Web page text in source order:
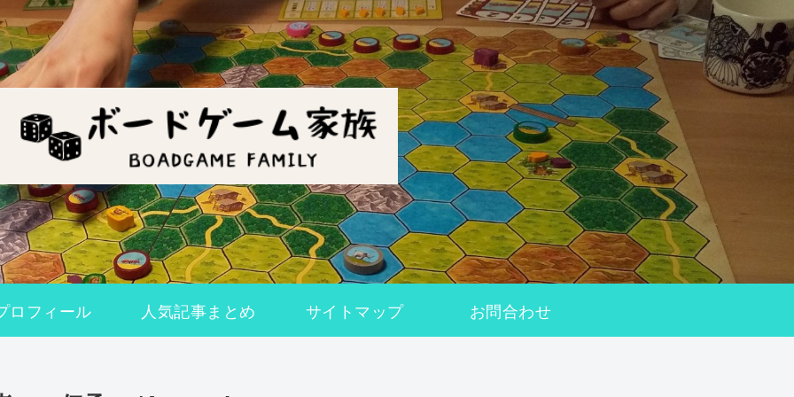
ロフィール 人気記事まとめ サイトマップ お問合わせ